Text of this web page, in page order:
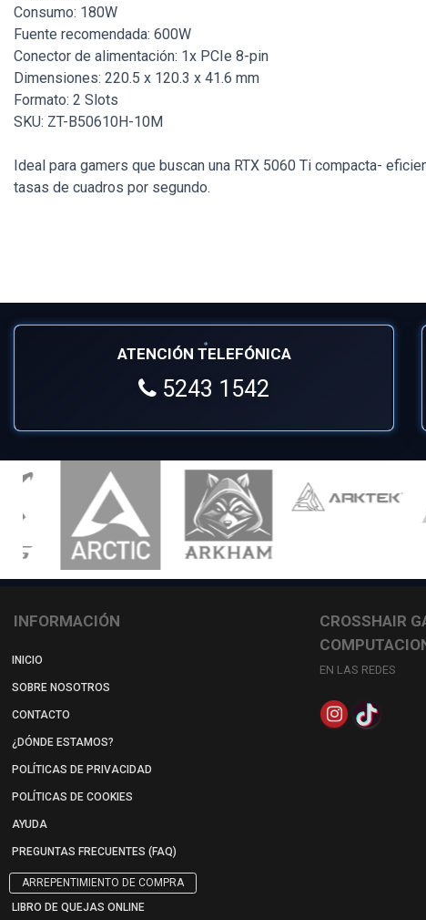
Consumo: 180W
Fuente recomendada: 600W
Conector de alimentación: 1x PCIe 8-pin
Dimensiones: 220.5 x 120.3 x 41.6 mm
Formato: 2 Slots
SKU: ZT-B50610H-10M
Ideal para gamers que buscan una RTX 5060 Ti compacta-
tasas de cuadros por segundo.
ATENCIÓN TELEFÓNICA
5243 1542
INFORMACIÓN
INICIO
SOBRE NOSOTROS
CONTACTO
¿DÓNDE ESTAMOS?
POLÍTICAS DE PRIVACIDAD
POLÍTICAS DE COOKIES
AYUDA
PREGUNTAS FRECUENTES (FAQ)
ARREPENTIMIENTO DE COMPRA
LIBRO DE QUEJAS ONLINE
CROSSHAIR
EN LAS REDES